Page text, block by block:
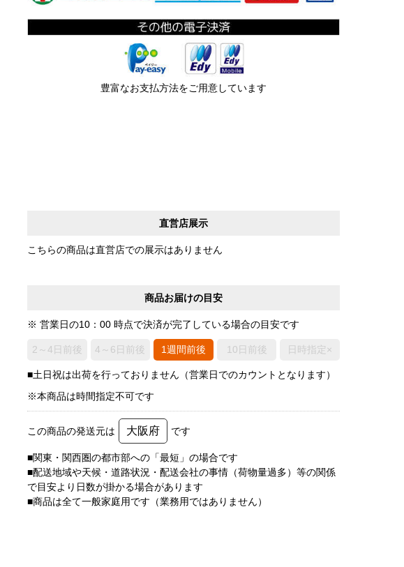
豊富なお支払方法をご用意しています
直営店展示
こちらの商品は直営店での展示はありません
商品お届けの目安
※ 営業日の10：00 時点で決済が完了している場合の目安です
2～4日前後 4～6日前後 1週間前後 10日前後 日時指定×
■土日祝は出荷を行っておりません（営業日でのカウントとなります）
※本商品は時間指定不可です
この商品の発送元は 大阪府 です
■関東・関西圏の都市部への「最短」の場合です
■配送地域や天候・道路状況・配送会社の事情（荷物量過多）等の関係
で目安より日数が掛かる場合があります
■商品は全て一般家庭用です（業務用ではありません）